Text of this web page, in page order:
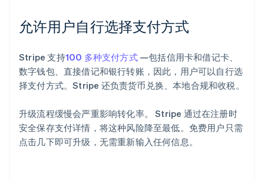
允许用户自行选择支付方式
Stripe 支持100 多种支付方式—包括信用卡和借记卡、
数字钱包、直接借记和银行转账，因此，用户可以自行选
择支付方式。Stripe 还负责货币兑换、本地合规和收税。
升级流程缓慢会严重影响转化率。 Stripe 通过在注册时
安全保存支付详情，将这种风险降至最低。免费用户只需
点击几下即可升级，无需重新输入任何信息。